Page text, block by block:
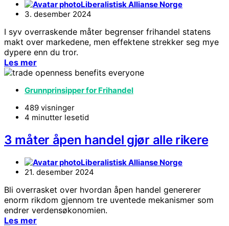
Liberalistisk Allianse Norge
3. desember 2024
I syv overraskende måter begrenser frihandel statens
makt over markedene, men effektene strekker seg mye
dypere enn du tror.
Les mer
Grunnprinsipper for Frihandel
489 visninger
4 minutter lesetid
3 måter åpen handel gjør alle rikere
Liberalistisk Allianse Norge
21. desember 2024
Bli overrasket over hvordan åpen handel genererer
enorm rikdom gjennom tre uventede mekanismer som
endrer verdensøkonomien.
Les mer